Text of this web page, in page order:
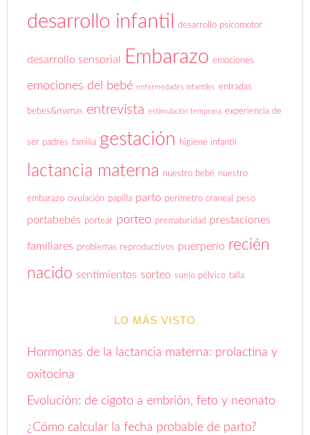
desarrollo infantil desarrollo psicomotor
desarrollo sensorial Embarazo emociones
emociones del bebé enfermedades infantiles entradas
bebes&mamas entrevista estimulación temprana experiencia de
ser padres familia gestación higiene infantil
lactancia materna nuestro bebé nuestro
embarazo ovulación papilla parto perímetro craneal peso
portabebés portear porteo prematuridad prestaciones
familiares problemas reproductivos puerperio recién
nacido sentimientos sorteo suelo pélvico talla
LO MÁS VISTO
Hormonas de la lactancia materna: prolactina y
oxitocina
Evolución: de cigoto a embrión, feto y neonato
¿Cómo calcular la fecha probable de parto?